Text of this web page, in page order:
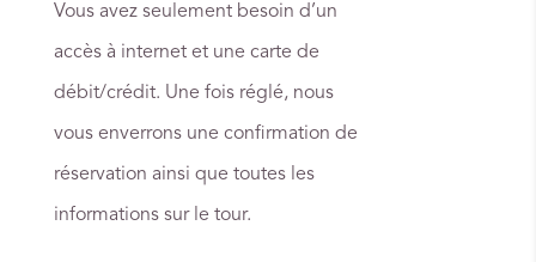
Vous avez seulement besoin d’un
accès à internet et une carte de
débit/crédit. Une fois réglé, nous
vous enverrons une confirmation de
réservation ainsi que toutes les
informations sur le tour.